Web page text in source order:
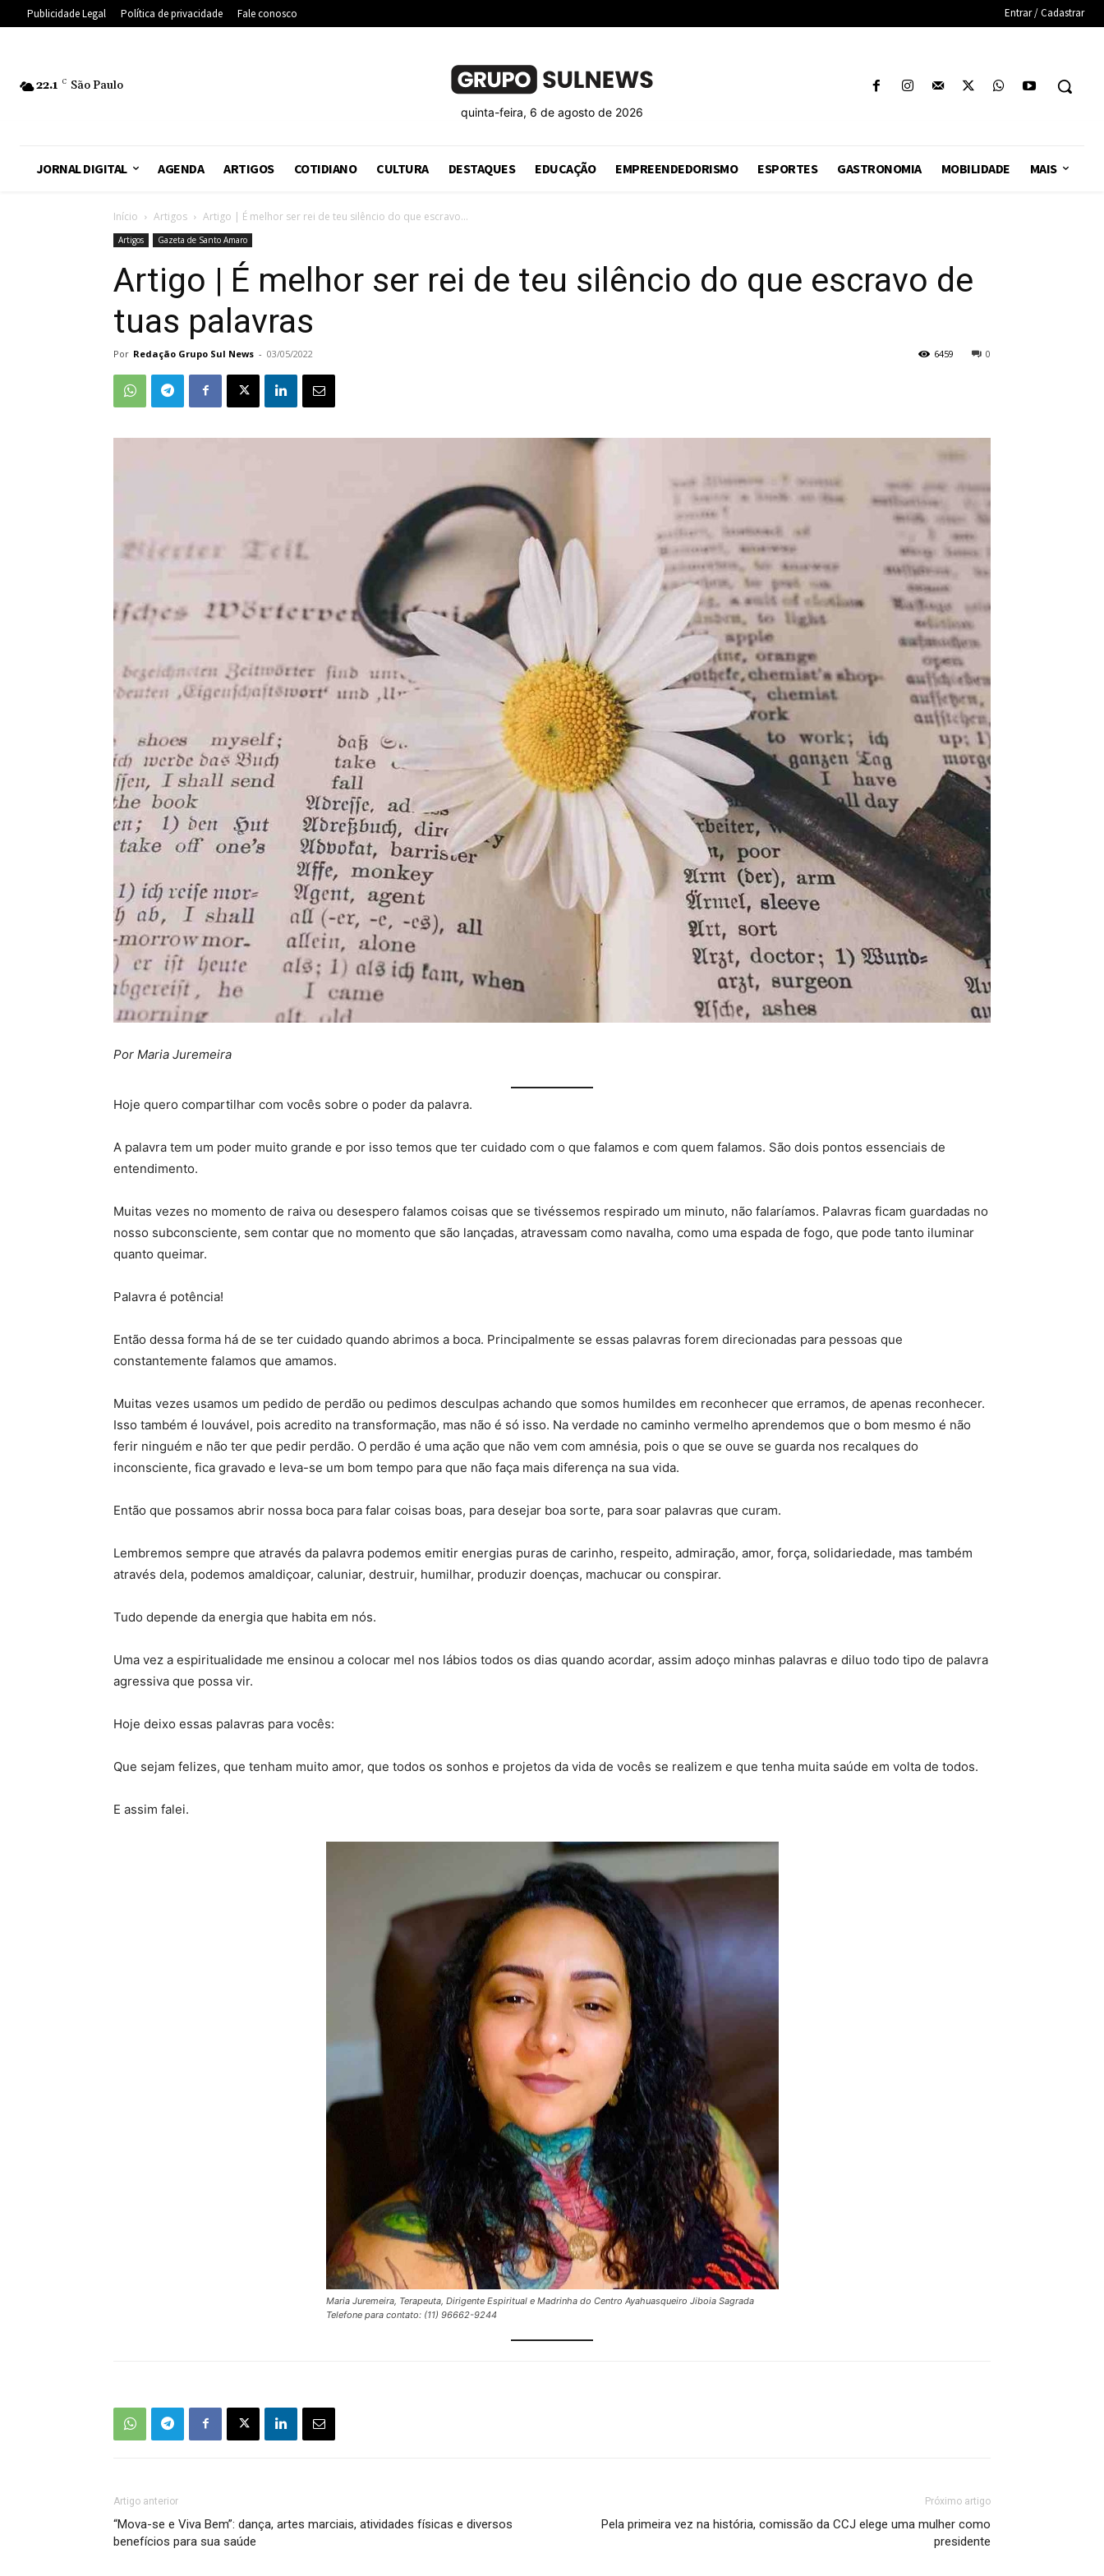
Publicidade Legal Política de privacidade Fale conosco Entrar / Cadastrar
22.1 C São Paulo
quinta-feira, 6 de agosto de 2026
JORNAL DIGITAL AGENDA ARTIGOS COTIDIANO CULTURA DESTAQUES EDUCAÇÃO EMPREENDEDORISMO ESPORTES GASTRONOMIA MOBILIDADE MAIS
Início Artigos Artigo | É melhor ser rei de teu silêncio do que escravo...
Artigos Gazeta de Santo Amaro
Artigo | É melhor ser rei de teu silêncio do que escravo de
tuas palavras
Por Redação Grupo Sul News - 03/05/2022 0
6459
Por Maria Juremeira
Hoje quero compartilhar com vocês sobre o poder da palavra.
A palavra tem um poder muito grande e por isso temos que ter cuidado com o que falamos e com quem falamos. São dois pontos essenciais de
entendimento.
Muitas vezes no momento de raiva ou desespero falamos coisas que se tivéssemos respirado um minuto, não falaríamos. Palavras ficam guardadas no
nosso subconsciente, sem contar que no momento que são lançadas, atravessam como navalha, como uma espada de fogo, que pode tanto iluminar
quanto queimar.
Palavra é potência!
Então dessa forma há de se ter cuidado quando abrimos a boca. Principalmente se essas palavras forem direcionadas para pessoas que
constantemente falamos que amamos.
Muitas vezes usamos um pedido de perdão ou pedimos desculpas achando que somos humildes em reconhecer que erramos, de apenas reconhecer.
Isso também é louvável, pois acredito na transformação, mas não é só isso. Na verdade no caminho vermelho aprendemos que o bom mesmo é não
ferir ninguém e não ter que pedir perdão. O perdão é uma ação que não vem com amnésia, pois o que se ouve se guarda nos recalques do
inconsciente, fica gravado e leva-se um bom tempo para que não faça mais diferença na sua vida.
Então que possamos abrir nossa boca para falar coisas boas, para desejar boa sorte, para soar palavras que curam.
Lembremos sempre que através da palavra podemos emitir energias puras de carinho, respeito, admiração, amor, força, solidariedade, mas também
através dela, podemos amaldiçoar, caluniar, destruir, humilhar, produzir doenças, machucar ou conspirar.
Tudo depende da energia que habita em nós.
Uma vez a espiritualidade me ensinou a colocar mel nos lábios todos os dias quando acordar, assim adoço minhas palavras e diluo todo tipo de palavra
agressiva que possa vir.
Hoje deixo essas palavras para vocês:
Que sejam felizes, que tenham muito amor, que todos os sonhos e projetos da vida de vocês se realizem e que tenha muita saúde em volta de todos.
E assim falei.
Maria Juremeira, Terapeuta, Dirigente Espiritual e Madrinha do Centro Ayahuasqueiro Jiboia Sagrada
Telefone para contato: (11) 96662-9244
Artigo anterior
“Mova-se e Viva Bem”: dança, artes marciais, atividades físicas e diversos
benefícios para sua saúde
Próximo artigo
Pela primeira vez na história, comissão da CCJ elege uma mulher como
presidente